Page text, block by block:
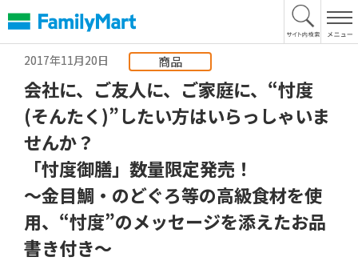
文
へ
2017年11月20日
商品
会社に、ご友人に、ご家庭に、“忖度
(そんたく)”したい方はいらっしゃいま
せんか？
「忖度御膳」数量限定発売！
～金目鯛・のどぐろ等の高級食材を使
用、“忖度”のメッセージを添えたお品
書き付き～